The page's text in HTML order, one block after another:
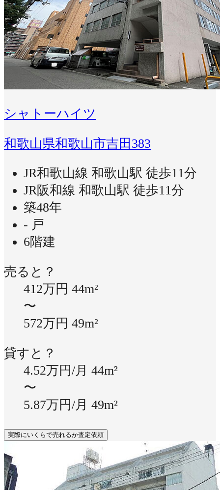
シャトーハイツ
和歌山県和歌山市吉田383
JR和歌山線 和歌山駅 徒歩11分
JR阪和線 和歌山駅 徒歩11分
築48年
- 戸
6階建
売ると？
412万円 44m²
〜
572万円 49m²
貸すと？
4.52万円/月 44m²
〜
5.87万円/月 49m²
実際にいくらで売れるか査定依頼